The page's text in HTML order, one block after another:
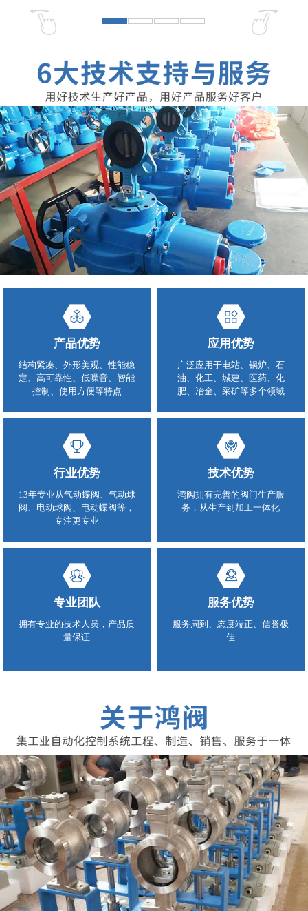
产品优势
结构紧凑、外形美观、性能稳
定、高可靠性、低噪音、智能
控制、使用方便等特点
应用优势
广泛应用于电站、锅炉、石
油、化工、城建、医药、化
肥、冶金、采矿等多个领域
行业优势
13年专业从气动蝶阀、气动球
阀、电动球阀、电动蝶阀等，
专注更专业
技术优势
鸿阀拥有完善的阀门生产服
务，从生产到加工一体化
专业团队
拥有专业的技术人员，产品质
量保证
服务优势
服务周到、态度端正、信誉极
佳